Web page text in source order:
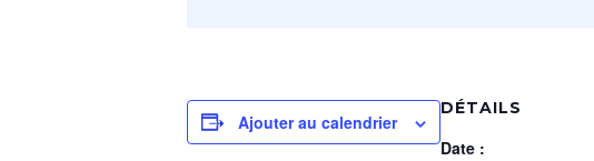
Ajouter au calendrier
DÉTAILS
Date :